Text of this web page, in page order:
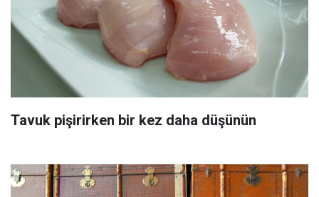
Tavuk pişirirken bir kez daha düşünün